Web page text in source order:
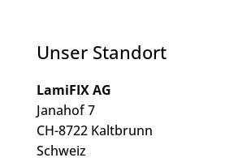
Unser Standort
LamiFIX AG
Janahof 7
CH-8722 Kaltbrunn
Schweiz